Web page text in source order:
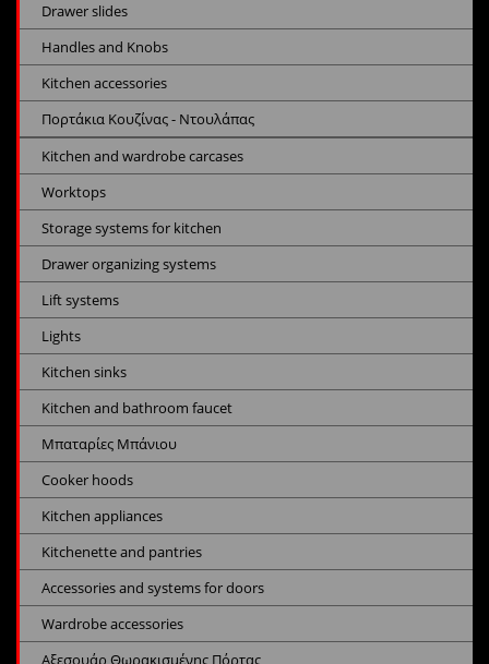
Drawer slides
Handles and Knobs
Kitchen accessories
Πορτάκια Κουζίνας - Ντουλάπας
Kitchen and wardrobe carcases
Worktops
Storage systems for kitchen
Drawer organizing systems
Lift systems
Lights
Kitchen sinks
Kitchen and bathroom faucet
Μπαταρίες Μπάνιου
Cooker hoods
Kitchen appliances
Kitchenette and pantries
Accessories and systems for doors
Wardrobe accessories
Αξεσουάρ Θωρακισμένης Πόρτας